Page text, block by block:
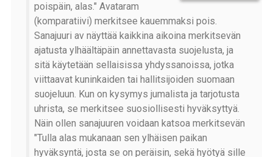
poispäin, alas." Avataram
(komparatiivi) merkitsee kauemmaksi pois.
Sanajuuri av näyttää kaikkina aikoina merkitsevän
ajatusta ylhäältäpäin annettavasta suojelusta, ja
sitä käytetään sellaisissa yhdyssanoissa, jotka
viittaavat kuninkaiden tai hallitsijoiden suomaan
suojeluun. Kun on kysymys jumalista ja tarjotusta
uhrista, se merkitsee suosiollisesti hyväksyttyä.
Näin ollen sanajuuren voidaan katsoa merkitsevän
"Tulla alas mukanaan sen ylhäisen paikan
hyväksyntä, josta se on peräisin, sekä hyötyä sille